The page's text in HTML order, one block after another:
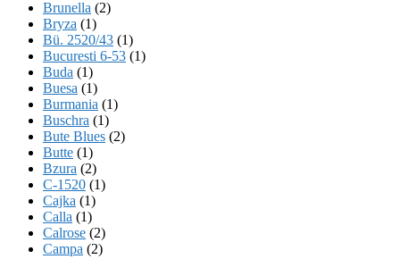
Brunella (2)
Bryza (1)
Bü. 2520/43 (1)
Bucuresti 6-53 (1)
Buda (1)
Buesa (1)
Burmania (1)
Buschra (1)
Bute Blues (2)
Butte (1)
Bzura (2)
C-1520 (1)
Cajka (1)
Calla (1)
Calrose (2)
Campa (2)